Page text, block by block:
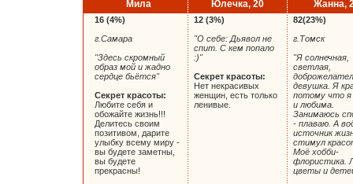
Мила Юлечка, 20 Жанна,
16 (4%)
г.Самара
"Здесь скромный
образ мой и жадно
сердце бьётся"
Секрет красоты:
Любите себя и
обожайте жизнь!!!
Делитесь своим
позитивом, дарите
улыбку всему миру -
вы будете заметны,
вы будете
прекрасны!
12 (3%)
"О себе: Дьявол не
спит. С кем попало
:)"
Секрет красоты:
Нет некрасивых
женщин, есть только
ленивые.
82(23%)
г.Томск
"Я солнечная,
светлая,
девушка. Я
потому что
и любима.
Занимаюсь
- плаваю. А
источник
стимул
Моё хобби-
флористика.
цветы и